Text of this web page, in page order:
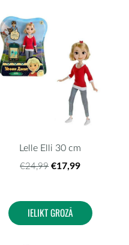
Lelle Elli 30 cm
€24,99 €17,99
IELIKT GROZĀ